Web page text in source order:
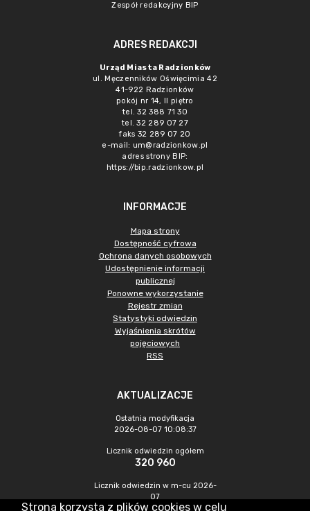
Zespół redakcyjny BIP
ADRES REDAKCJI
Urząd Miasta Radzionków
ul. Męczenników Oświęcimia 42
41-922 Radzionków
pokój nr 14, II piętro
tel. 32 388 71 30
tel. 32 289 07 27
faks 32 289 07 20
e-mail: um@radzionkow.pl
adres strony BIP:
https://bip.radzionkow.pl
INFORMACJE
Mapa strony
Dostępność cyfrowa
Ochrona danych osobowych
Udostępnienie informacji
publicznej
Ponowne wykorzystanie
Rejestr zmian
Statystyki odwiedzin
Wyjaśnienia skrótów
pojęciowych
RSS
AKTUALIZACJE
Ostatnia modyfikacja
2026-08-07 10:08:37
Licznik odwiedzin ogółem
320 960
Licznik odwiedzin w m-cu 2026-
07
1 019
Strona korzysta z plików cookies w celu